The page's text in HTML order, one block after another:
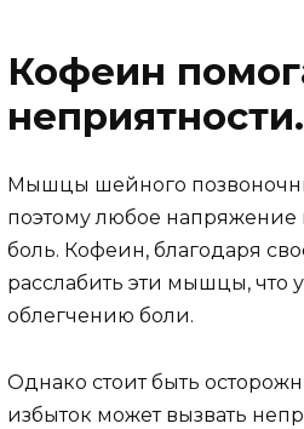
Кофеин
Мышцы шейного
поэтому любое напряжение
боль. Кофеин, благодаря
расслабить эти мышцы, что
облегчению боли.
Однако стоит быть
избыток может вызвать